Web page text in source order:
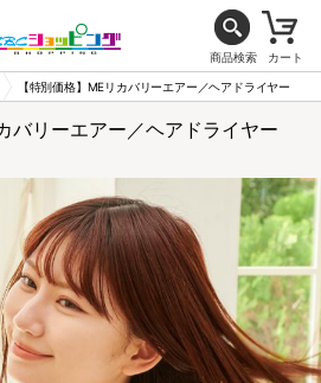
商品検索 カート
【特別価格】MEリカバリーエアー／ヘアドライヤー
バリーエアー／ヘアドライヤー